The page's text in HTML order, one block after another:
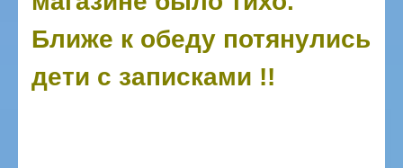
Ближе к обеду потянулись
дети с записками !!